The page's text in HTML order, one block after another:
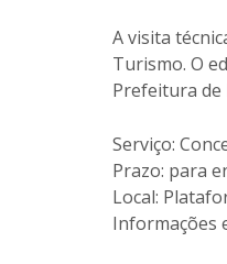
A visita
Turismo. O
Prefeitura de
Serviço:
Prazo: para
Local:
Informações